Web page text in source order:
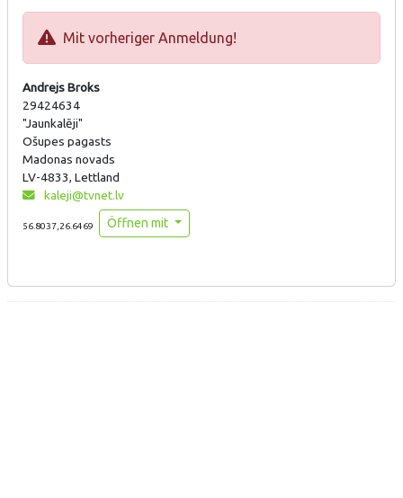
Mit vorheriger Anmeldung!
Andrejs Broks
29424634
"Jaunkalēji"
Ošupes pagasts
Madonas novads
LV-4833, Lettland
kaleji@tvnet.lv
56.8037,26.6469 Öffnen mit